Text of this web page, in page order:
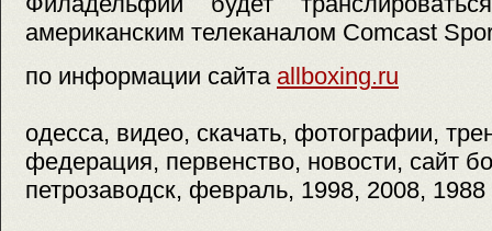
американским телеканалом Сomcast
по информации сайта allboxing.ru
одесса, видео, скачать, фотографии,
федерация, первенство, новости, сайт
петрозаводск, февраль, 1998, 2008, 1988